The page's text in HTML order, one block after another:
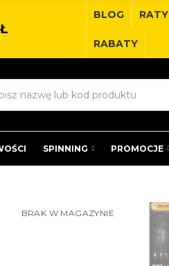
BLOG RATY
RABATY
SPINNING PROMOCJE
BRAK W MAGAZYNIE